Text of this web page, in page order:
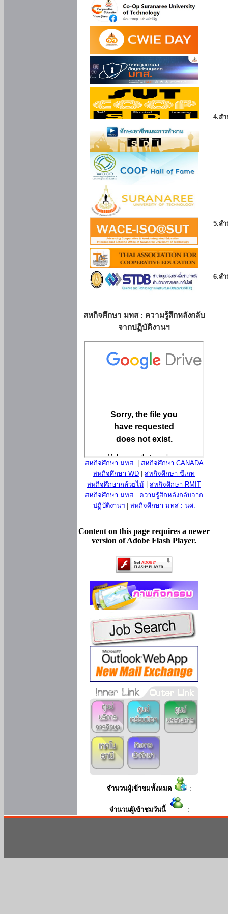
สหกิจศึกษา มทส : ความรู้สึกหลังกลับ
จากปฏิบัติงานฯ
สหกิจศึกษา มทส.
สหกิจศึกษา CANADA
สหกิจศึกษา WD
สหกิจศึกษา ซีเกท
สหกิจศึกษากล้วยไม้
สหกิจศึกษา RMIT
สหกิจศึกษา มทส : ความรู้สึกหลังกลับจาก
ปฏิบัติงานฯ| สหกิจศึกษา มทส : นศ.
Content on this page requires a newer
version of Adobe Flash Player.
จำนวนผู้เข้าชมทั้งหมด :
จำนวนผู้เข้าชมวันนี้ :
4.ส
5.ส
6.ส